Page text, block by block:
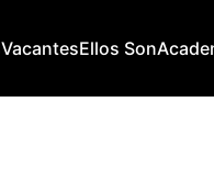
VacantesEllos Son